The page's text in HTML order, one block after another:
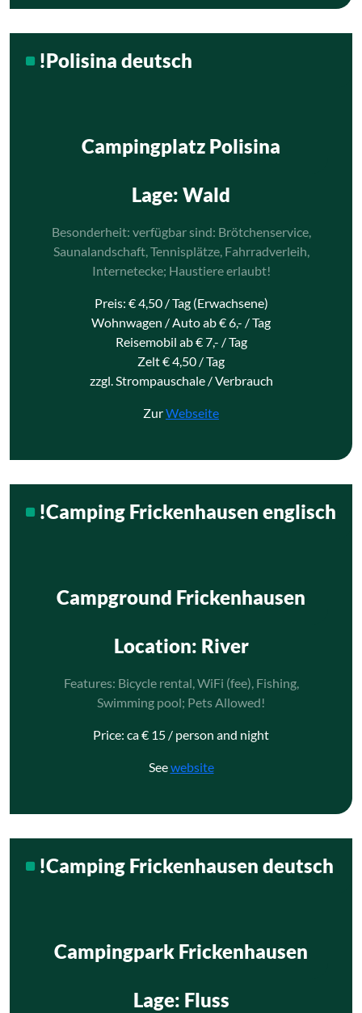
!Polisina deutsch
Campingplatz Polisina
Lage: Wald
Besonderheit: verfügbar sind: Brötchenservice,
Saunalandschaft, Tennisplätze, Fahrradverleih,
Internetecke; Haustiere erlaubt!
Preis: € 4,50 / Tag (Erwachsene)
Wohnwagen / Auto ab € 6,- / Tag
Reisemobil ab € 7,- / Tag
Zelt € 4,50 / Tag
zzgl. Strompauschale / Verbrauch
ZurWebseite
!Camping Frickenhausen englisch
Campground Frickenhausen
Location: River
Features: Bicycle rental, WiFi (fee), Fishing,
Swimming pool; Pets Allowed!
Price: ca € 15 / person and night
Seewebsite
!Camping Frickenhausen deutsch
Campingpark Frickenhausen
Lage: Fluss